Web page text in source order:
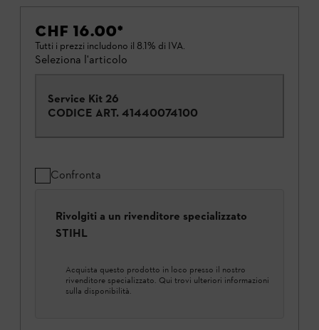
CHF 16.00*
Tutti i prezzi includono il 8.1% di IVA.
Seleziona l'articolo
Service Kit 26
CODICE ART. 41440074100
Confronta
Rivolgiti a un rivenditore specializzato
STIHL
Acquista questo prodotto in loco presso il nostro
rivenditore specializzato. Qui trovi ulteriori informazioni
sulla disponibilità.